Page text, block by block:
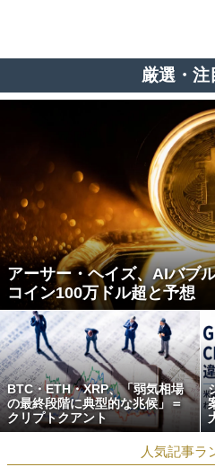
厳選・注
アーサー・ヘイズ、AIバブ
コイン100万ドル超と予想
BTC・ETH・XRP、「弱気相場
の最終段階に典型的な兆候」＝
クリプトクアント
人気記事ラ